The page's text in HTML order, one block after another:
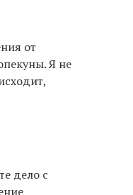
от
Я не
дело с